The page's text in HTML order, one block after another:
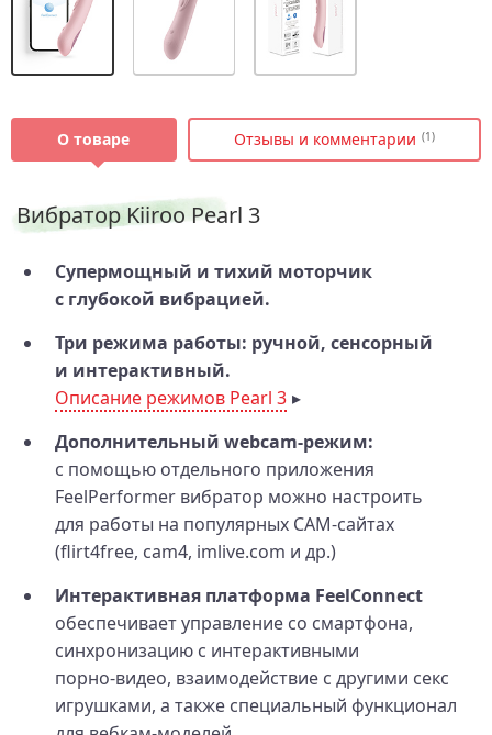
О товаре Отзывы и комментарии (1)
Вибратор Kiiroo Pearl 3
Супермощный и тихий моторчик
с глубокой вибрацией.
Три режима работы: ручной, сенсорный
и интерактивный.
Описание режимов Pearl 3
Дополнительный webcam-режим:
с помощью отдельного приложения
FeelPerformer вибратор можно настроить
для работы на популярных CAM‑сайтах
(flirt4free, cam4, imlive.com и др.)
Интерактивная платформа FeelConnect
обеспечивает управление со смартфона,
синхронизацию с интерактивными
порно‑видео, взаимодействие с другими секс
игрушками, а также специальный функционал